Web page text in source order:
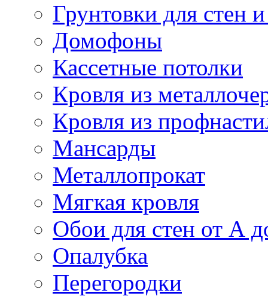
Грунтовки для стен
Домофоны
Кассетные потолки
Кровля из
Кровля из
Мансарды
Металлопрокат
Мягкая кровля
Обои для стен от А
Опалубка
Перегородки